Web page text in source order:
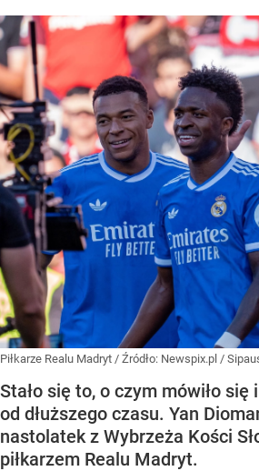
Piłkarze Realu Madryt / Źródło: Newspix.pl /
Stało się to, o czym mówiło się
od dłuższego czasu. Yan
nastolatek z Wybrzeża Kości
piłkarzem Realu Madryt.